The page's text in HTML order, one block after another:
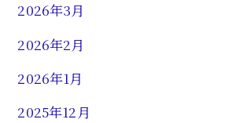
2026年3月
2026年2月
2026年1月
2025年12月